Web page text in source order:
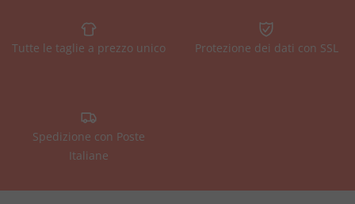
Tutte le taglie a prezzo unico Protezione dei dati con SSL
Spedizione con Poste
Italiane